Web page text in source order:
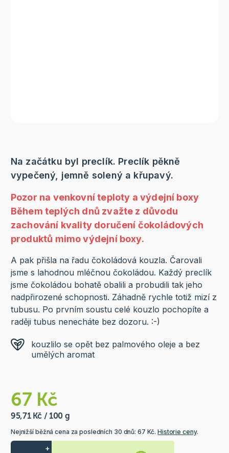
Na začátku byl preclík. Preclík pěkně
vypečený, jemně solený a křupavý.
Pozor na venkovní teploty a výdejní boxy
Během teplých dnů zvažte z důvodu
zachování kvality doručení čokoládových
produktů mimo výdejní boxy.
A pak přišla na řadu čokoládová kouzla. Čarovali
jsme s lahodnou mléčnou čokoládou. Každý preclík
jsme čokoládou bohatě obalili a probudili tak jeho
nadpřirozené schopnosti. Záhadně rychle totiž mizí z
tubusu. Po prvním soustu celé kouzlo pochopíte a
raději tubus nenecháte bez dozoru. :-)
kouzlilo se opět bez palmového oleje a bez
umělých aromat
67 Kč
95,71 Kč / 100 g
Nejnižší běžná cena za posledních 30 dnů: 67 Kč.Historie ceny.
+